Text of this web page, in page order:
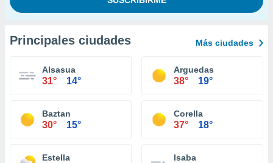
Principales ciudades Más ciudades
Alsasua
31° 14°
Arguedas
38° 19°
Baztan
30° 15°
Corella
37° 18°
Estella Isaba